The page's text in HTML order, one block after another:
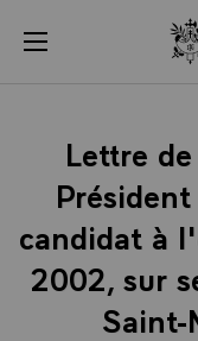
menu
Lettre
candidat à
2002, sur
Saint-
Panneau de gestion